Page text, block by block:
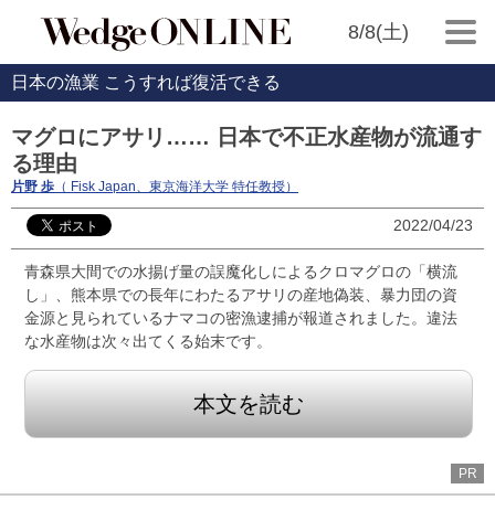
8/8(土)
日本の漁業 こうすれば復活できる
マグロにアサリ…… 日本で不正水産物が流通す
る理由
片野 歩 （ Fisk Japan、東京海洋大学 特任教授）
2022/04/23
青森県大間での水揚げ量の誤魔化しによるクロマグロの「横流
し」、熊本県での長年にわたるアサリの産地偽装、暴力団の資
金源と見られているナマコの密漁逮捕が報道されました。違法
な水産物は次々出てくる始末です。
本文を読む
PR